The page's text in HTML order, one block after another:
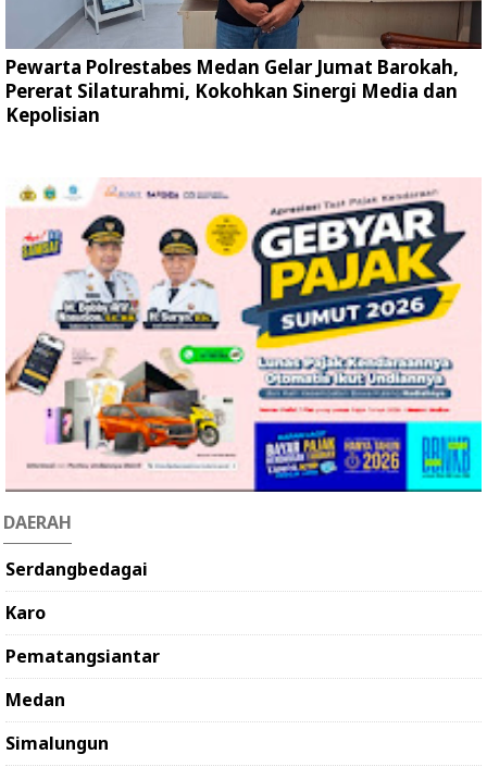
Pewarta Polrestabes Medan Gelar Jumat Barokah,
Pererat Silaturahmi, Kokohkan Sinergi Media dan
Kepolisian
DAERAH
Serdangbedagai
Karo
Pematangsiantar
Medan
Simalungun